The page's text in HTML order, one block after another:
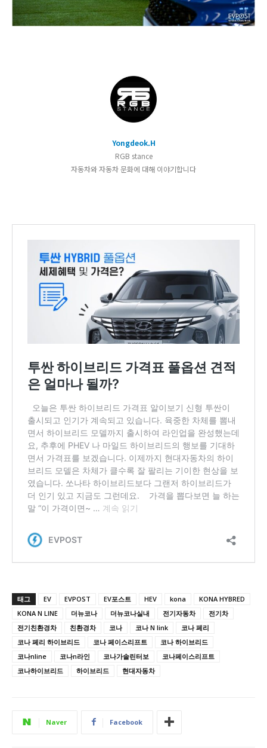
Yongdeok.H
RGB stance
자동차와 자동차 문화에 대해 이야기합니다
태그 EV EVPOST EV포스트 HEV kona
KONA HYBRED
KONA N LINE
더뉴코나 더뉴코나실내 전기자동차
전기차
전기친환경차
친환경차 코나 코나 N link
코나 페리
코나 페리 하이브리드
코나 페이스리프트
코나 하이브리드
코나nline
코나n라인 코나가솔린터보
코나페이스리프트
코나하이브리드
하이브리드 현대자동차
Naver Facebook